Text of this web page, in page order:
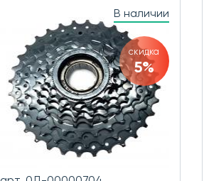
В наличии
скидка
5%